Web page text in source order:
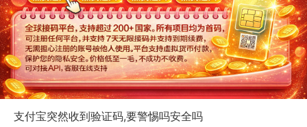
支付宝突然收到验证码,要警惕吗安全吗